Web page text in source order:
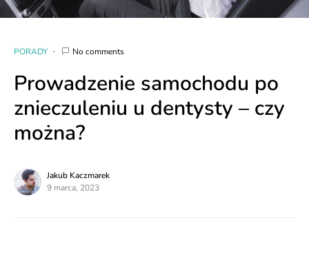
PORADY No comments
Prowadzenie samochodu po
znieczuleniu u dentysty – czy
można?
Jakub Kaczmarek
9 marca, 2023